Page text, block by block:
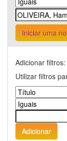
Iniciar uma
Adicionar filtros:
Utilizar filtros